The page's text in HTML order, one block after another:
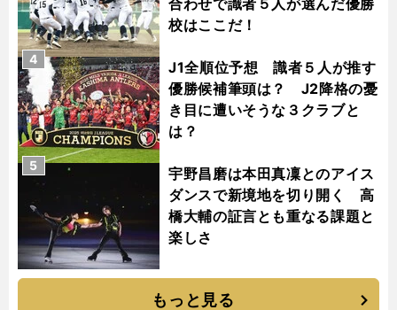
校はここだ！
J1全順位予想 識者５人が推す
優勝候補筆頭は？ J2降格の憂
き目に遭いそうな３クラブと
は？
4
宇野昌磨は本田真凜とのアイス
ダンスで新境地を切り開く 高
橋大輔の証言とも重なる課題と
楽しさ
5
もっと見る